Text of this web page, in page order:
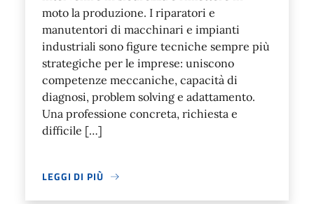
moto la produzione. I riparatori e
manutentori di macchinari e impianti
industriali sono figure tecniche sempre più
strategiche per le imprese: uniscono
competenze meccaniche, capacità di
diagnosi, problem solving e adattamento.
Una professione concreta, richiesta e
difficile […]
LEGGI DI PIÙ